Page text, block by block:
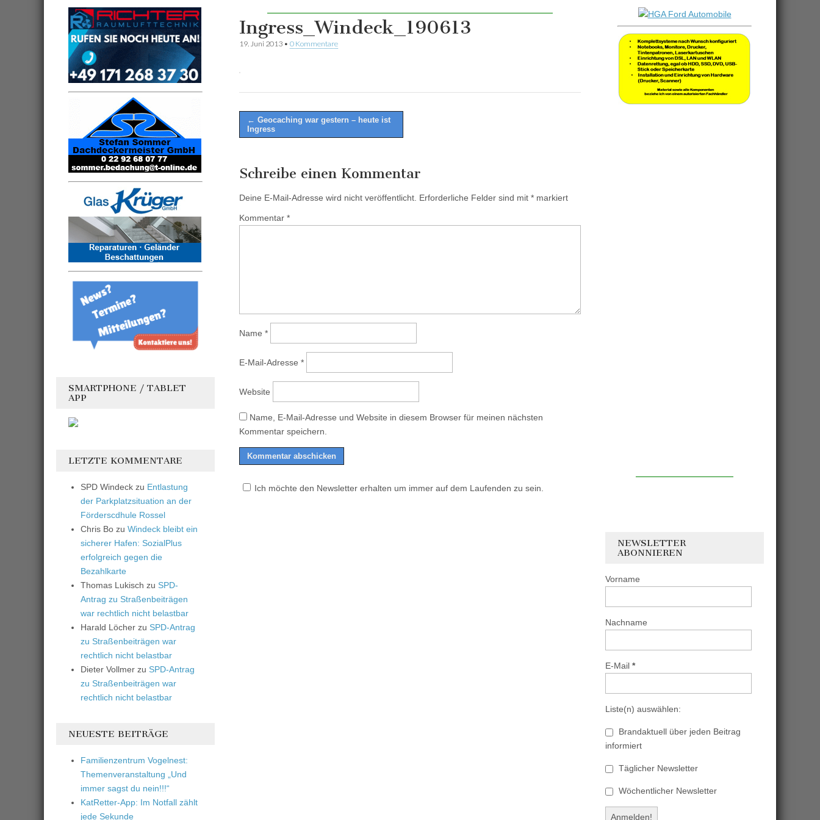
Ingress_Windeck_190613
19. Juni 2013 • 0 Kommentare
Post
navigation
← Geocaching war gestern – heute ist
Ingress
Schreibe einen Kommentar
Deine E-Mail-Adresse wird nicht veröffentlicht. Erforderliche Felder sind mit * markiert
Kommentar *
Name *
E-Mail-Adresse *
Website
Name, E-Mail-Adresse und Website in diesem Browser für meinen nächsten
Kommentar speichern.
Ich möchte den Newsletter erhalten um immer auf dem Laufenden zu sein.
SMARTPHONE / TABLET
APP
LETZTE KOMMENTARE
SPD Windeck zu Entlastung
der Parkplatzsituation an der
Förderscdhule Rossel
Chris Bo zu Windeck bleibt ein
sicherer Hafen: SozialPlus
erfolgreich gegen die
Bezahlkarte
Thomas Lukisch zu SPD-
Antrag zu Straßenbeiträgen
war rechtlich nicht belastbar
Harald Löcher zu SPD-Antrag
zu Straßenbeiträgen war
rechtlich nicht belastbar
Dieter Vollmer zu SPD-Antrag
zu Straßenbeiträgen war
rechtlich nicht belastbar
NEUESTE BEITRÄGE
Familienzentrum Vogelnest:
Themenveranstaltung „Und
immer sagst du nein!!!“
KatRetter-App: Im Notfall zählt
jede Sekunde
NEWSLETTER
ABONNIEREN
Vorname
Nachname
E-Mail *
Liste(n) auswählen:
Brandaktuell über jeden Beitrag
informiert
Täglicher Newsletter
Wöchentlicher Newsletter